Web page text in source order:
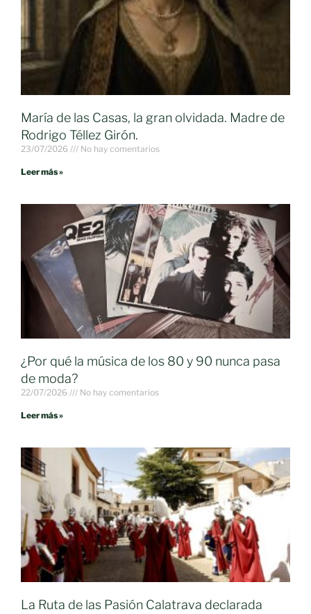
María de las Casas, la gran olvidada. Madre de
Rodrigo Téllez Girón.
23/07/2026 No hay comentarios
Leer más »
¿Por qué la música de los 80 y 90 nunca pasa
de moda?
22/07/2026 No hay comentarios
Leer más »
La Ruta de las Pasión Calatrava declarada